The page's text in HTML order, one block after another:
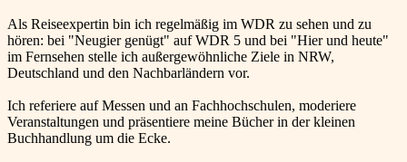
Als Reiseexpertin bin ich regelmäßig im WDR zu sehen und zu
hören: bei "Neugier genügt" auf WDR 5 und bei "Hier und heute"
im Fernsehen stelle ich außergewöhnliche Ziele in NRW,
Deutschland und den Nachbarländern vor.
Ich referiere auf Messen und an Fachhochschulen, moderiere
Veranstaltungen und präsentiere meine Bücher in der kleinen
Buchhandlung um die Ecke.